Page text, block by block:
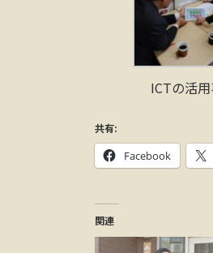
ICTの活
共有:
Facebook
関連